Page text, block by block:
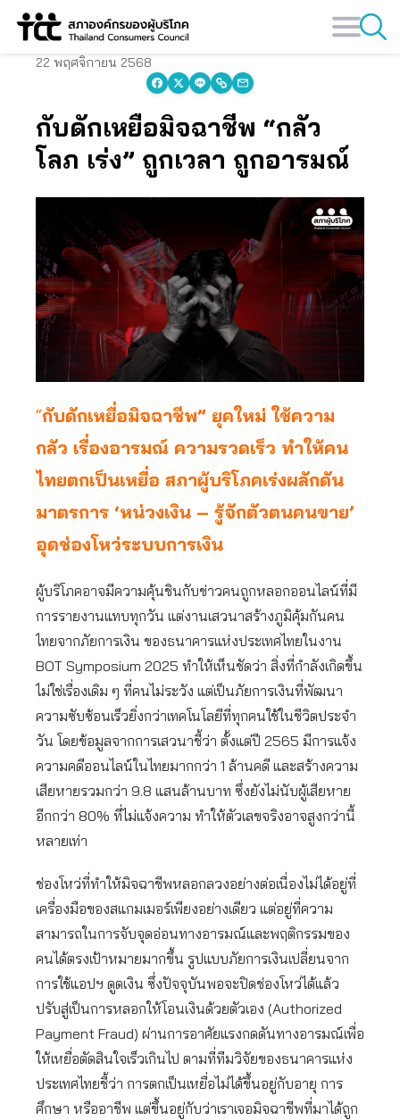
Skip
22 พฤศจิกายน 2568
กับดักเหยื่อมิจฉาชีพ “กลัว
โลภ เร่ง” ถูกเวลา ถูกอารมณ์
“กับดักเหยื่อมิจฉาชีพ” ยุคใหม่ ใช้ความ
กลัว เรื่องอารมณ์ ความรวดเร็ว ทำให้คน
ไทยตกเป็นเหยื่อ สภาผู้บริโภคเร่งผลักดัน
มาตรการ ‘หน่วงเงิน – รู้จักตัวตนคนขาย’
อุดช่องโหว่ระบบการเงิน
ผู้บริโภคอาจมีความคุ้นชินกับข่าวคนถูกหลอกออนไลน์ที่มี
การรายงานแทบทุกวัน แต่งานเสวนาสร้างภูมิคุ้มกันคน
ไทยจากภัยการเงิน ของธนาคารแห่งประเทศไทยในงาน
BOT Symposium 2025 ทำให้เห็นชัดว่า สิ่งที่กำลังเกิดขึ้น
ไม่ใช่เรื่องเดิม ๆ ที่คนไม่ระวัง แต่เป็นภัยการเงินที่พัฒนา
ความซับซ้อนเร็วยิ่งกว่าเทคโนโลยีที่ทุกคนใช้ในชีวิตประจำ
วัน โดยข้อมูลจากการเสวนาชี้ว่า ตั้งแต่ปี 2565 มีการแจ้ง
ความคดีออนไลน์ในไทยมากกว่า 1 ล้านคดี และสร้างความ
เสียหายรวมกว่า 9.8 แสนล้านบาท ซึ่งยังไม่นับผู้เสียหาย
อีกกว่า 80% ที่ไม่แจ้งความ ทำให้ตัวเลขจริงอาจสูงกว่านี้
หลายเท่า
ช่องโหว่ที่ทำให้มิจฉาชีพหลอกลวงอย่างต่อเนื่องไม่ได้อยู่ที่
เครื่องมือของสแกมเมอร์เพียงอย่างเดียว แต่อยู่ที่ความ
สามารถในการจับจุดอ่อนทางอารมณ์และพฤติกรรมของ
คนได้ตรงเป้าหมายมากขึ้น รูปแบบภัยการเงินเปลี่ยนจาก
การใช้แอปฯ ดูดเงิน ซึ่งปัจจุบันพอจะปิดช่องโหว่ได้แล้ว
ปรับสู่เป็นการหลอกให้โอนเงินด้วยตัวเอง (Authorized
Payment Fraud) ผ่านการอาศัยแรงกดดันทางอารมณ์เพื่อ
ให้เหยื่อตัดสินใจเร็วเกินไป ตามที่ทีมวิจัยของธนาคารแห่ง
ประเทศไทยชี้ว่า การตกเป็นเหยื่อไม่ได้ขึ้นอยู่กับอายุ การ
ศึกษา หรืออาชีพ แต่ขึ้นอยู่กับว่าเราเจอมิจฉาชีพที่มาได้ถูก